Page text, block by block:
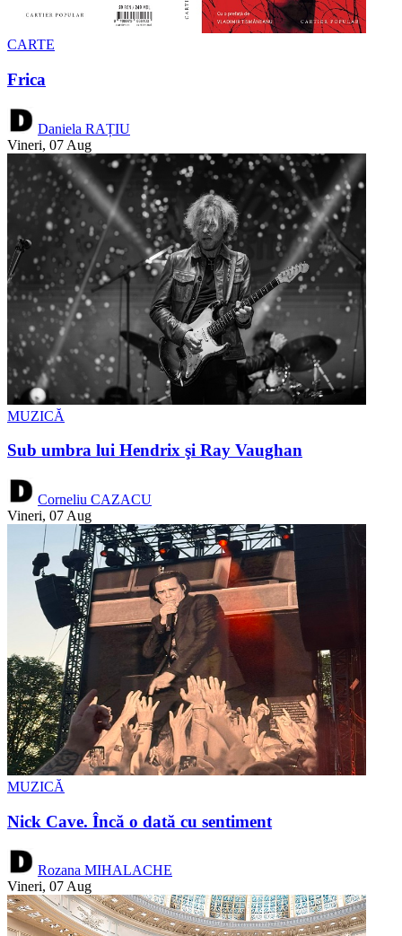
CARTE
Frica
Daniela RAȚIU
Vineri, 07 Aug
MUZICĂ
Sub umbra lui Hendrix şi Ray Vaughan
Corneliu CAZACU
Vineri, 07 Aug
MUZICĂ
Nick Cave. Încă o dată cu sentiment
Rozana MIHALACHE
Vineri, 07 Aug